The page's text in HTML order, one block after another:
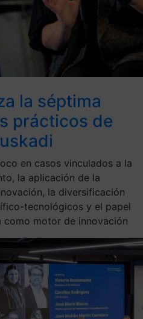
la séptima
prácticos de
en casos vinculados a la
la aplicación de la
la diversificación
tecnológicos y el papel
como motor de innovación